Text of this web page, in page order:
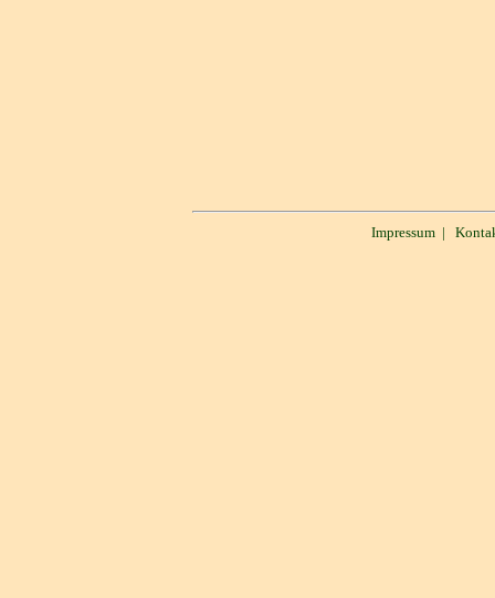
Impressum|